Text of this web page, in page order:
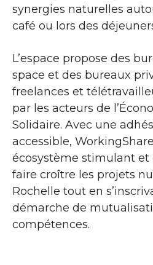
synergies naturelles
café ou lors des
L’espace propose des
space et des bureaux
freelances et
par les acteurs de
Solidaire. Avec une
accessible,
écosystème stimulant
faire croître les projets
Rochelle tout en
démarche de
compétences.